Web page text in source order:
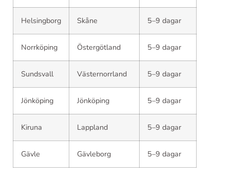
Helsingborg Skåne 5–9 dagar
Norrköping Östergötland 5–9 dagar
Sundsvall Västernorrland 5–9 dagar
Jönköping Jönköping 5–9 dagar
Kiruna Lappland 5–9 dagar
Gävle Gävleborg 5–9 dagar